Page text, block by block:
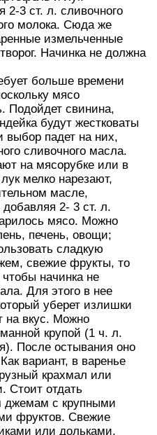
3 ст. л. сливочного
молока. Сюда же
измельченные
Начинка не должна
больше времени
мясо
Подойдет свинина,
будут жестковаты
выбор падет на них,
сливочного масла.
на мясорубке или в
мелко нарезают,
масле,
2- 3 ст. л.
мясо. Можно
печень, овощи;
сладкую
свежие фрукты, то
начинка не
Для этого в нее
уберет излишки
на вкус. Можно
крупой (1 ч. л.
После остывания оно
вариант, в варенье
крахмал или
Стоит отдать
джемам с крупными
фруктов. Свежие
или дольками,